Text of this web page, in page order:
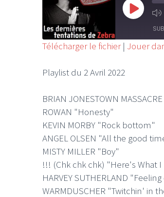
Play
Episode
RSS FEED
LINK
EMBED
Télécharger le fichier| Jouer
Playlist du 2 Avril 2022
BRIAN JONESTOWN
ROWAN "Honesty"
KEVIN MORBY "Rock bottom"
ANGEL OLSEN "All the good
MISTY MILLER "Boy"
!!! (Chk chk chk) "Here's What
HARVEY SUTHERLAND
WARMDUSCHER "Twitchin' in